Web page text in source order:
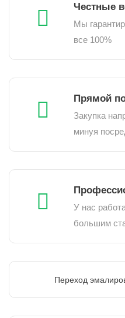
Честные
Мы
все 100%
Прямой
Закупка
минуя
У нас
большим
Переход